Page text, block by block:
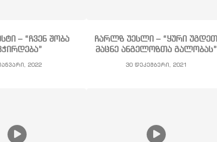
– “ჩვენ შობა
2022
ჩარლზ უესლი – “ყური უგდეთ
მაცნე ანგელოზთა გალობას”
30 დეკემბერი, 2021